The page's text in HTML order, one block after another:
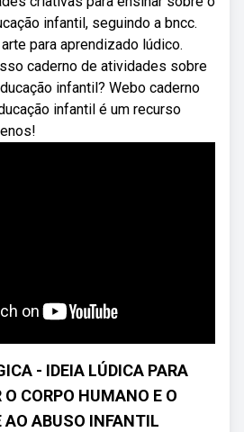
infantil, seguindo a bncc.
para aprendizado lúdico.
caderno de atividades sobre
infantil? Webo caderno
infantil é um recurso
- IDEIA LÚDICA PARA
CORPO HUMANO E O
AO ABUSO INFANTIL